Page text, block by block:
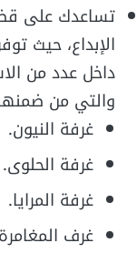
تساعدك على
الإبداع، حيث
داخل عدد من
والتي من
غرفة النيون.
غرفة الحلوى.
غرفة المرايا.
غرف